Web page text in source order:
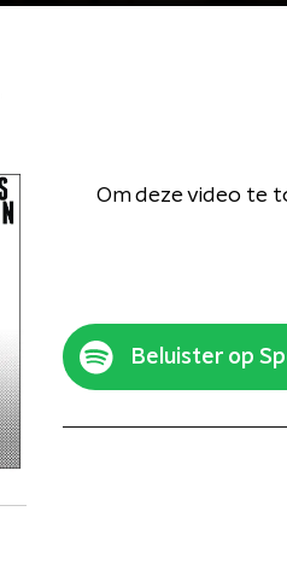
Om deze video te
Beluister op